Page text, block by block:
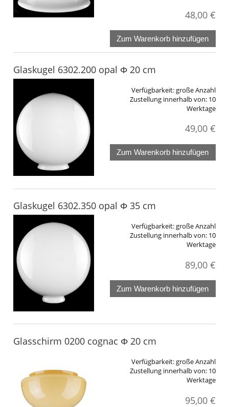
48,00 €
Zum Warenkorb hinzufügen
Glaskugel 6302.200 opal Φ 20 cm
Verfügbarkeit:große Anzahl
Zustellung innerhalb von: 10
Werktage
49,00 €
Zum Warenkorb hinzufügen
Glaskugel 6302.350 opal Φ 35 cm
Verfügbarkeit:große Anzahl
Zustellung innerhalb von: 10
Werktage
89,00 €
Zum Warenkorb hinzufügen
Glasschirm 0200 cognac Φ 20 cm
Verfügbarkeit:große Anzahl
Zustellung innerhalb von: 10
Werktage
95,00 €